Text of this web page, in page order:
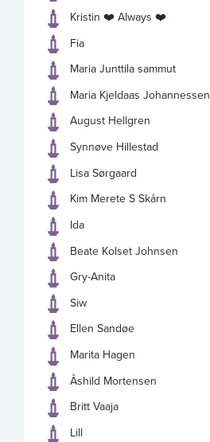
Kristin ❤️ Always ❤️
Fia
Maria Junttila sammut
Maria Kjeldaas Johannessen
August Hellgren
Synnøve Hillestad
Lisa Sørgaard
Kim Merete S Skårn
Ida
Beate Kolset Johnsen
Gry-Anita
Siw
Ellen Sandøe
Marita Hagen
Åshild Mortensen
Britt Vaaja
Lill